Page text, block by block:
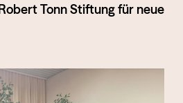
Tonn Stiftung für neue